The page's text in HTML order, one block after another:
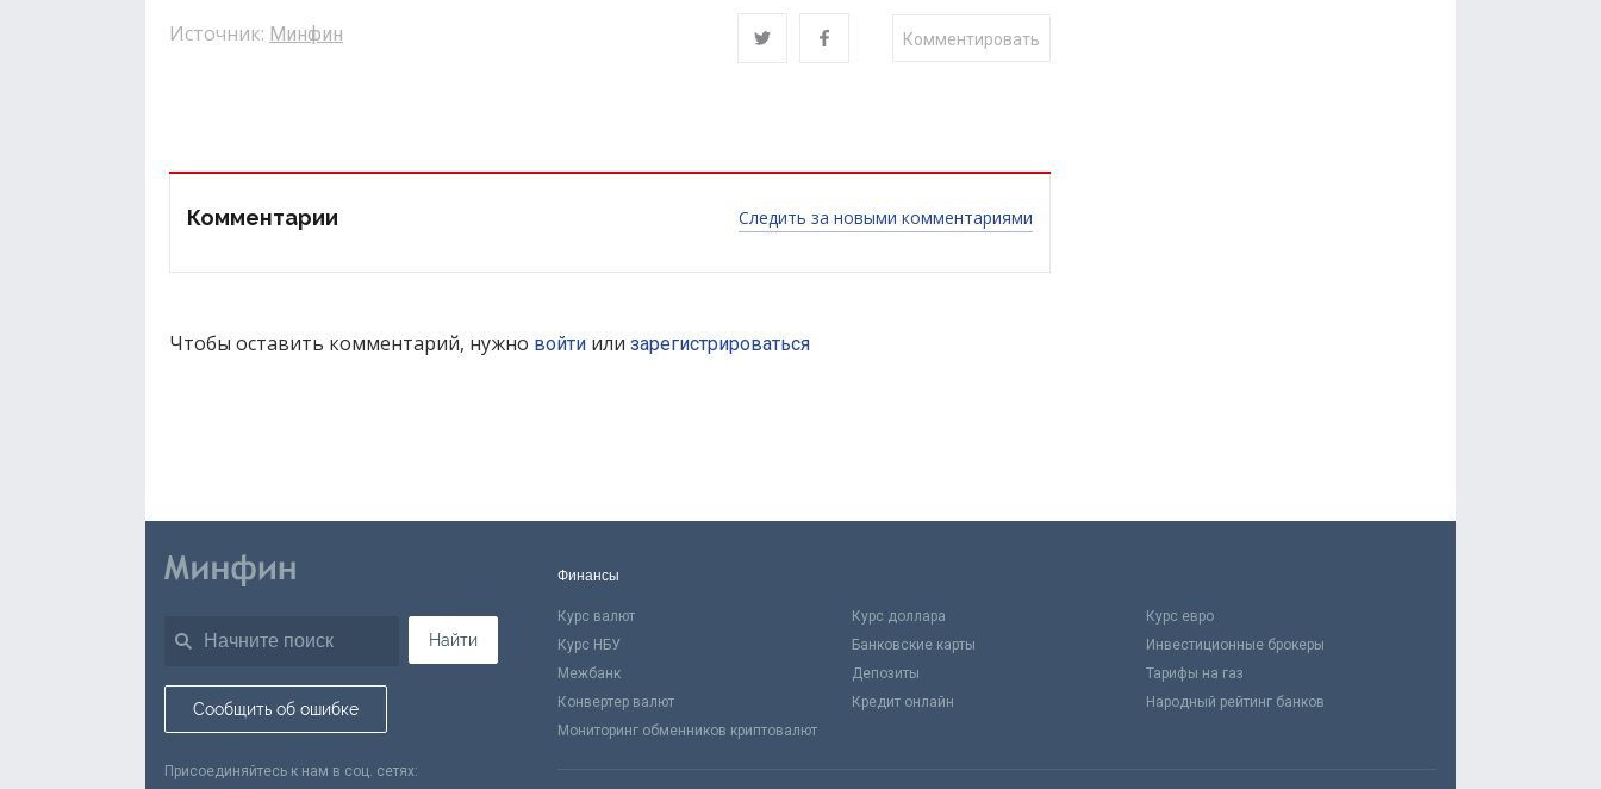
Источник: Минфин Комментировать
Следить за новыми комментариями
Комментарии
Чтобы оставить комментарий, нужно войти или зарегистрироваться
Найти
Сообщить об ошибке
Присоединяйтесь к нам в соц. сетях:
Финансы
Курс валют Курс доллара
Курс евро
Курс НБУ
Банковские карты
Инвестиционные брокеры
Межбанк
Депозиты
Тарифы на газ
Конвертер валют
Кредит онлайн
Народный рейтинг банков
Мониторинг обменников криптовалют